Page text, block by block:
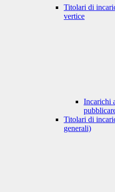
Titolari di
vertice
Incarichi
Titolari di
generali)